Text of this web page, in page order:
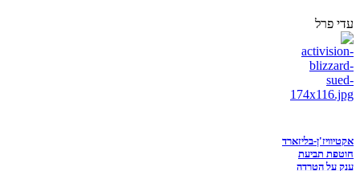
עדי פרל
אקטיוויז'ן-בליזארד
חוטפת תביעת
ענק על הטרדה